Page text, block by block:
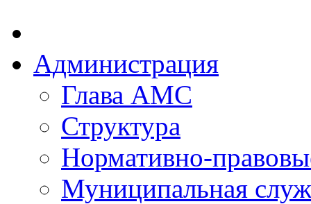
Администрация
Глава АМС
Структура
Нормативно-
Муниципальная